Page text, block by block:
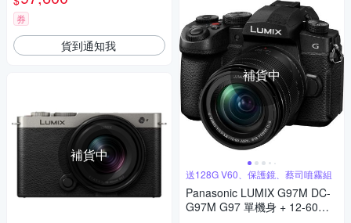
券
貨到通知我
補貨中
補貨中
送128G V60、保護鏡、蔡司噴霧組
Panasonic LUMIX G97M DC-
G97M G97 單機身 + 12-60mm